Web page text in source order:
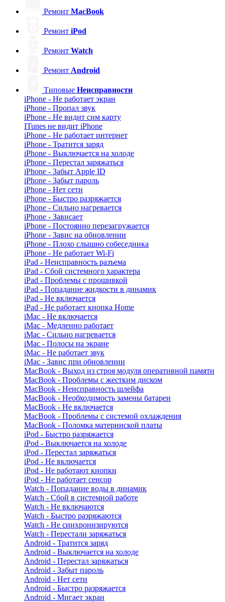
Ремонт MacBook
Ремонт iPod
Ремонт Watch
Ремонт Android
Типовые Неисправности
iPhone - Не работает экран
iPhone - Пропал звук
iPhone - Не видит сим карту
ITunes не видит iPhone
iPhone - Не работает интернет
iPhone - Тратится заряд
iPhone - Выключается на холоде
iPhone - Перестал заряжаться
iPhone - Забыт Apple ID
iPhone - Забыт пароль
iPhone - Нет сети
iPhone - Быстро разряжается
iPhone - Сильно нагревается
iPhone - Зависает
iPhone - Постоянно перезагружается
iPhone - Завис на обновлении
iPhone - Плохо слышно собеседника
iPhone - Не работает Wi-Fi
iPad - Неисправность разъема
iPad - Сбой системного характера
iPad - Проблемы с прошивкой
iPad - Попадание жидкости в динамик
iPad - Не включается
iPad - Не работает кнопка Home
iMac - Не включается
iMac - Медленно работает
iMac - Сильно нагревается
iMac - Полосы на экране
iMac - Не работает звук
iMac - Завис при обновлении
MacBook - Выход из строя модуля оперативной памяти
MacBook - Проблемы с жестким диском
MacBook - Неисправность шлейфа
MacBook - Необходимость замены батареи
MacBook - Не включается
MacBook - Проблемы с системой охлаждения
MacBook - Поломка материнской платы
iPod - Быстро разряжается
iPod - Выключается на холоде
iPod - Перестал заряжаться
iPod - Не включается
iPod - Не работают кнопки
iPod - Не работает сенсор
Watch - Попадание воды в динамик
Watch - Сбой в системной работе
Watch - Не включаются
Watch - Быстро разряжаются
Watch - Не синхронизируются
Watch - Перестали заряжаться
Android - Тратится заряд
Android - Выключается на холоде
Android - Перестал заряжаться
Android - Забыт пароль
Android - Нет сети
Android - Быстро разряжается
Android - Мигает экран